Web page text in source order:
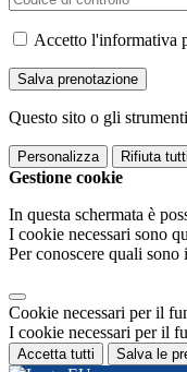
Accetto l'informativa
Questo sito o gli
Personalizza Rifiuta tutti
Gestione cookie
In questa schermata è
I cookie necessari sono
Per conoscere quali
Cookie necessari per il
I cookie necessari per il
Accetta tutti Salva le